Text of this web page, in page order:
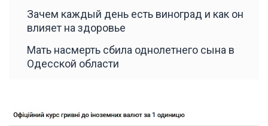
Зачем каждый день есть виноград и как он
влияет на здоровье
Мать насмерть сбила однолетнего сына в
Одесской области